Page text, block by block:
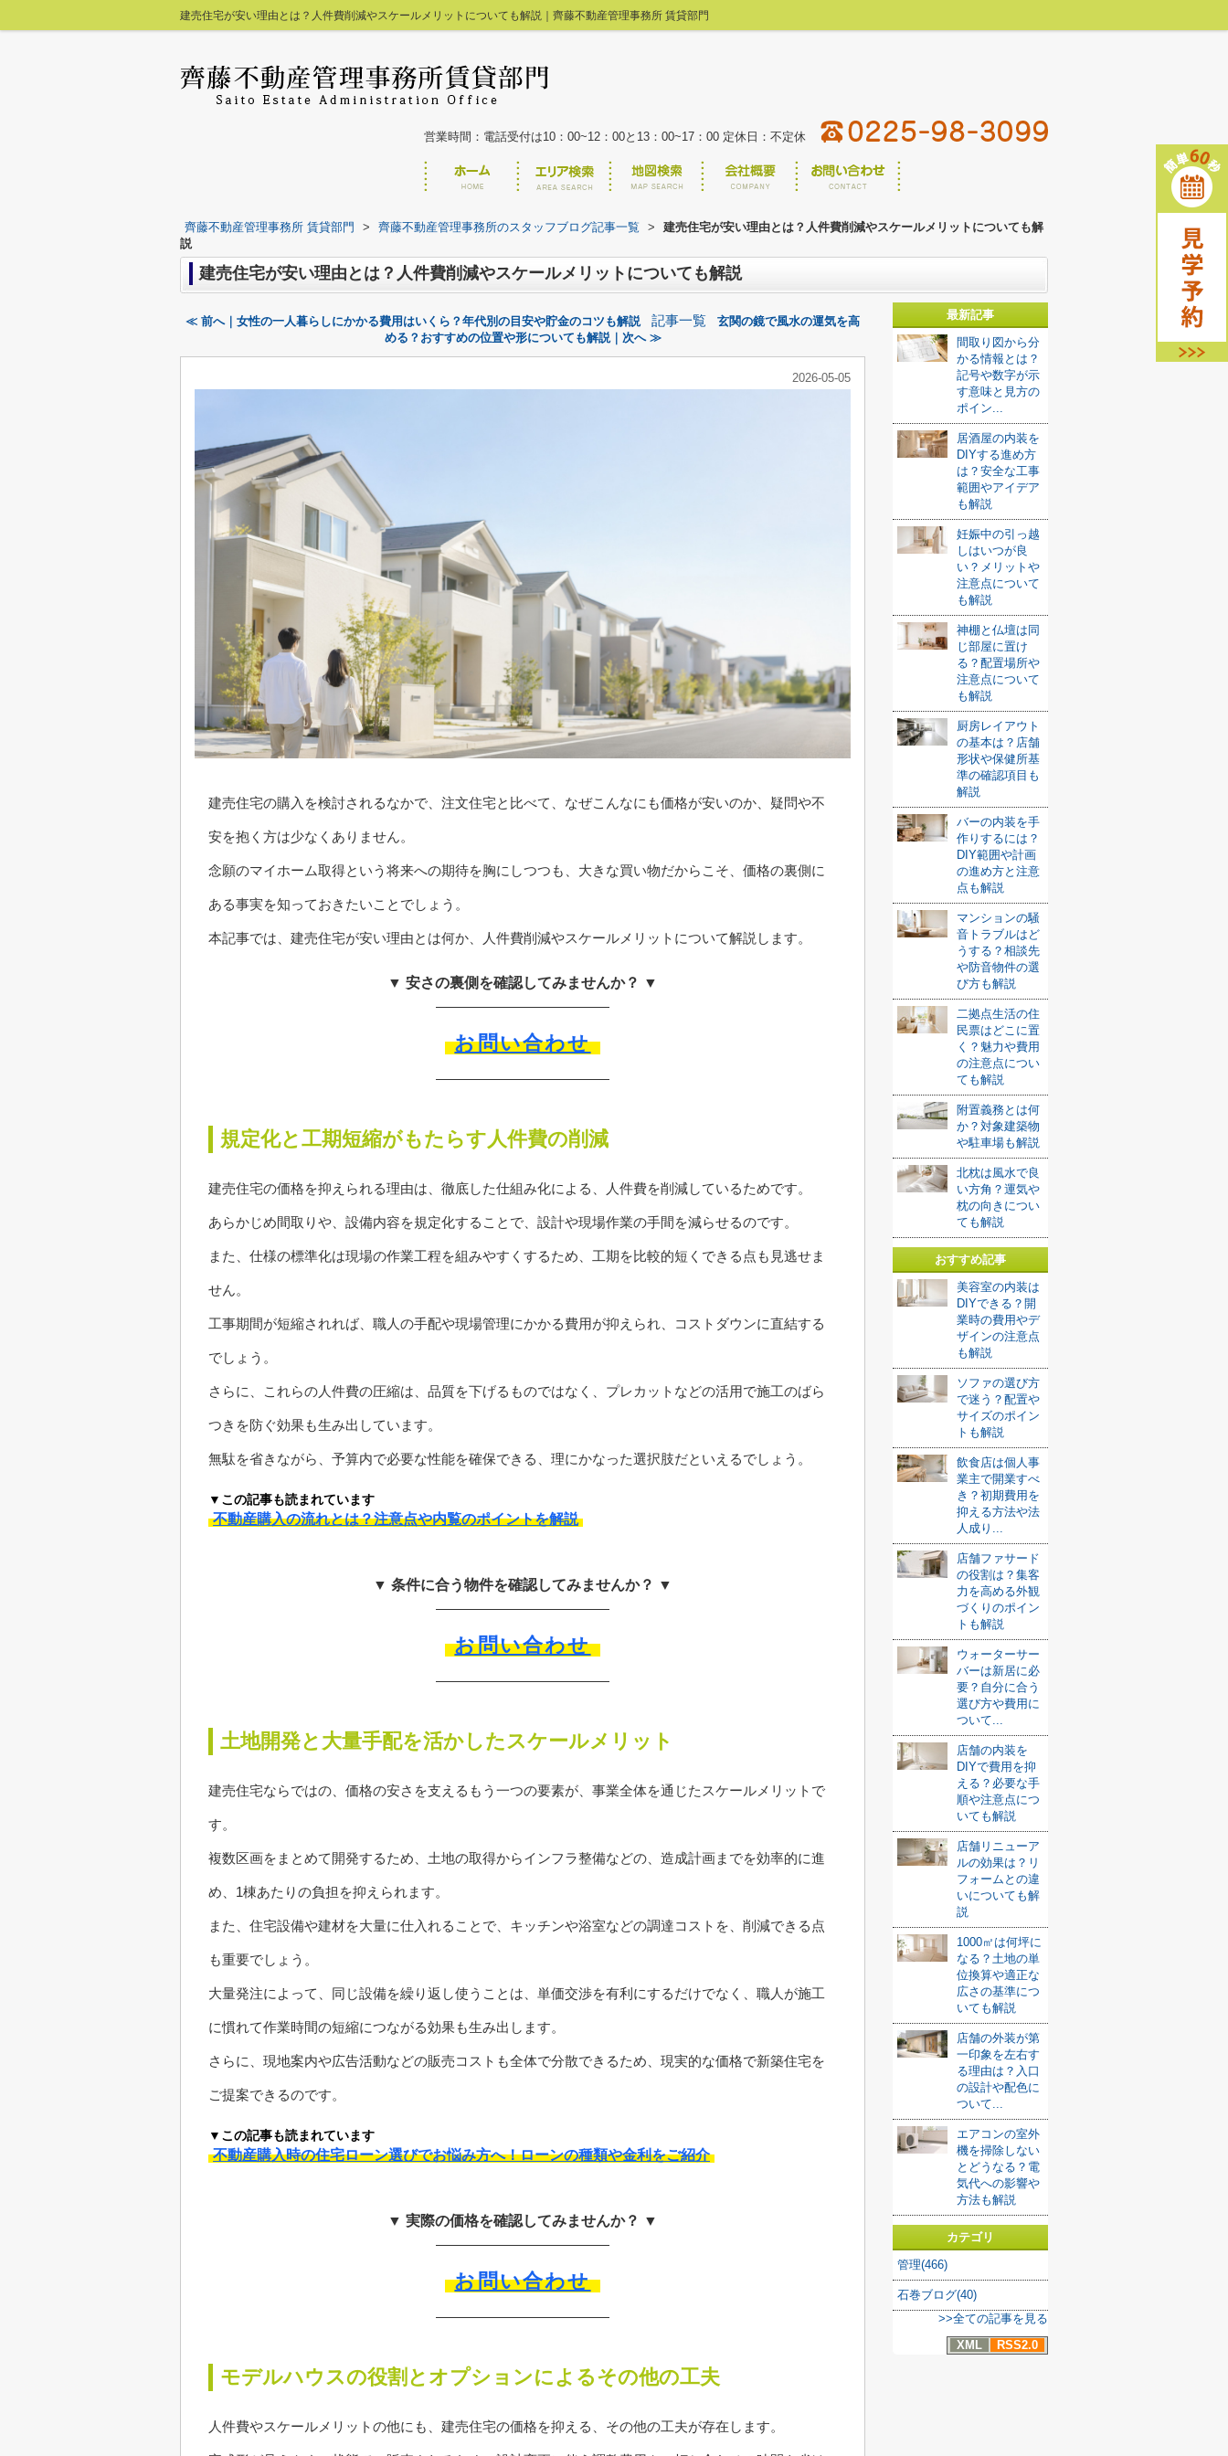
建売住宅が安い理由とは？人件費削減やスケールメリットについても解説｜齊藤不動産管理事務所 賃貸部門
営業時間：電話受付は10：00~12：00と13：00~17：00 定休日：不定休
齊藤不動産管理事務所 賃貸部門 > 齊藤不動産管理事務所のスタッフブログ記事一覧 >
建売住宅が安い理由とは？人件費削減やスケールメリットについても解
説
建売住宅が安い理由とは？人件費削減やスケールメリットについても解説
≪ 前へ｜女性の一人暮らしにかかる費用はいくら？年代別の目安や貯金のコツも解説 記事一覧
玄関の鏡で風水の運気を高
める？おすすめの位置や形についても解説｜次へ ≫
2026-05-05
建売住宅の購入を検討されるなかで、注文住宅と比べて、なぜこんなにも価格が安いのか、疑問や不
安を抱く方は少なくありません。
念願のマイホーム取得という将来への期待を胸にしつつも、大きな買い物だからこそ、価格の裏側に
ある事実を知っておきたいことでしょう。
本記事では、建売住宅が安い理由とは何か、人件費削減やスケールメリットについて解説します。
▼ 安さの裏側を確認してみませんか？ ▼
お問い合わせ
規定化と工期短縮がもたらす人件費の削減
建売住宅の価格を抑えられる理由は、徹底した仕組み化による、人件費を削減しているためです。
あらかじめ間取りや、設備内容を規定化することで、設計や現場作業の手間を減らせるのです。
また、仕様の標準化は現場の作業工程を組みやすくするため、工期を比較的短くできる点も見逃せま
せん。
工事期間が短縮されれば、職人の手配や現場管理にかかる費用が抑えられ、コストダウンに直結する
でしょう。
さらに、これらの人件費の圧縮は、品質を下げるものではなく、プレカットなどの活用で施工のばら
つきを防ぐ効果も生み出しています。
無駄を省きながら、予算内で必要な性能を確保できる、理にかなった選択肢だといえるでしょう。
▼この記事も読まれています
不動産購入の流れとは？注意点や内覧のポイントを解説
▼ 条件に合う物件を確認してみませんか？ ▼
お問い合わせ
土地開発と大量手配を活かしたスケールメリット
建売住宅ならではの、価格の安さを支えるもう一つの要素が、事業全体を通じたスケールメリットで
す。
複数区画をまとめて開発するため、土地の取得からインフラ整備などの、造成計画までを効率的に進
め、1棟あたりの負担を抑えられます。
また、住宅設備や建材を大量に仕入れることで、キッチンや浴室などの調達コストを、削減できる点
も重要でしょう。
大量発注によって、同じ設備を繰り返し使うことは、単価交渉を有利にするだけでなく、職人が施工
に慣れて作業時間の短縮につながる効果も生み出します。
さらに、現地案内や広告活動などの販売コストも全体で分散できるため、現実的な価格で新築住宅を
ご提案できるのです。
▼この記事も読まれています
不動産購入時の住宅ローン選びでお悩み方へ！ローンの種類や金利をご紹介
▼ 実際の価格を確認してみませんか？ ▼
お問い合わせ
モデルハウスの役割とオプションによるその他の工夫
人件費やスケールメリットの他にも、建売住宅の価格を抑える、その他の工夫が存在します。
最新記事
間取り図から分
かる情報とは？
記号や数字が示
す意味と見方の
ポイン...
居酒屋の内装を
DIYする進め方
は？安全な工事
範囲やアイデア
も解説
妊娠中の引っ越
しはいつが良
い？メリットや
注意点について
も解説
神棚と仏壇は同
じ部屋に置け
る？配置場所や
注意点について
も解説
厨房レイアウト
の基本は？店舗
形状や保健所基
準の確認項目も
解説
バーの内装を手
作りするには？
DIY範囲や計画
の進め方と注意
点も解説
マンションの騒
音トラブルはど
うする？相談先
や防音物件の選
び方も解説
二拠点生活の住
民票はどこに置
く？魅力や費用
の注意点につい
ても解説
附置義務とは何
か？対象建築物
や駐車場も解説
北枕は風水で良
い方角？運気や
枕の向きについ
ても解説
おすすめ記事
美容室の内装は
DIYできる？開
業時の費用やデ
ザインの注意点
も解説
ソファの選び方
で迷う？配置や
サイズのポイン
トも解説
飲食店は個人事
業主で開業すべ
き？初期費用を
抑える方法や法
人成り...
店舗ファサード
の役割は？集客
力を高める外観
づくりのポイン
トも解説
ウォーターサー
バーは新居に必
要？自分に合う
選び方や費用に
ついて...
店舗の内装を
DIYで費用を抑
える？必要な手
順や注意点につ
いても解説
店舗リニューア
ルの効果は？リ
フォームとの違
いについても解
説
1000㎡は何坪に
なる？土地の単
位換算や適正な
広さの基準につ
いても解説
店舗の外装が第
一印象を左右す
る理由は？入口
の設計や配色に
ついて...
エアコンの室外
機を掃除しない
とどうなる？電
気代への影響や
方法も解説
カテゴリ
管理(466)
石巻ブログ(40)
>>全ての記事を見る
XML
RSS2.0